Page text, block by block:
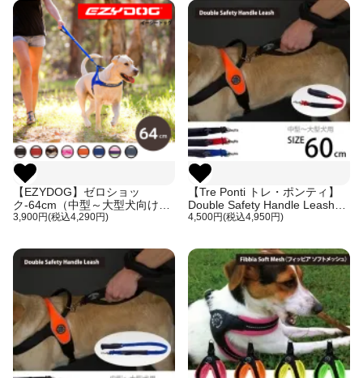
【EZYDOG】ゼロショッ
ク-64cm（中型～大型犬向け）
［イージードッグ／平紐型のシ
3,900円(税込4,290円)
【Tre Ponti トレ・ポンティ】
Double Safety Handle Leash
60cm（大型犬用リード）ダブ
4,500円(税込4,950円)